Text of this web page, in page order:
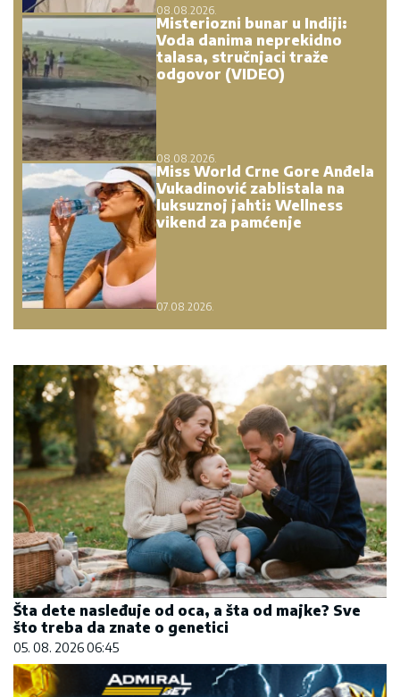
08.08.2026.
Misteriozni bunar u Indiji:
Voda danima neprekidno
talasa, stručnjaci traže
odgovor (VIDEO)
08.08.2026.
Miss World Crne Gore Anđela
Vukadinović zablistala na
luksuznoj jahti: Wellness
vikend za pamćenje
07.08.2026.
Šta dete nasleđuje od oca, a šta od majke? Sve
što treba da znate o genetici
05. 08. 2026 06:45